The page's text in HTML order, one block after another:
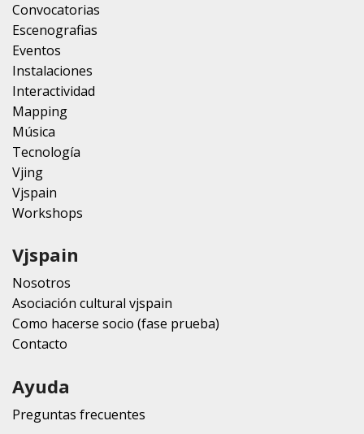
Convocatorias
Escenografias
Eventos
Instalaciones
Interactividad
Mapping
Música
Tecnología
Vjing
Vjspain
Workshops
Vjspain
Nosotros
Asociación cultural vjspain
Como hacerse socio (fase prueba)
Contacto
Ayuda
Preguntas frecuentes